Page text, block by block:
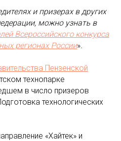
и призерах в других
можно узнать в
Всероссийского конкурса
регионах России».
Пензенской
технопарке
в число призеров
технологических
«Хайтек» и